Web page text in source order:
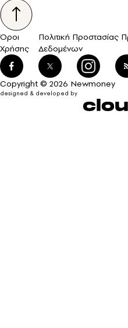
Όροι
Χρήσης
Πολιτική Προστασίας
Δεδομένων
Copyright © 2026 Newmoney
designed & developed by